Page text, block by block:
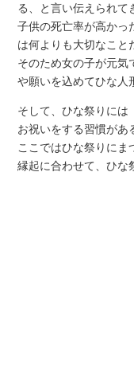
る、と言い伝えられて
子供の死亡率が高かっ
は何よりも大切なこと
そのため女の子が元気
や願いを込めてひな人
そして、ひな祭りには
お祝いをする習慣があ
ここではひな祭りにま
縁起に合わせて、ひな